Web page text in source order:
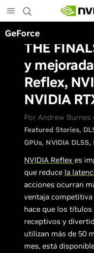
to
main
content
GeForce
THE
y
Reflex,
NVIDIA
Por Andrew Burnes
Featured Stories
GPUs NVIDIA DLSS
NVIDIA Reflexes
que reduce la
acciones ocurran
ventaja
hace que los títulos
receptivos y
utilizan más de 50
mes, está